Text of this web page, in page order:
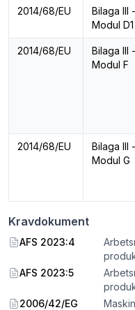
2014/68/EU
Bilaga III -
Modul D1
2014/68/EU
Bilaga III -
Modul F
2014/68/EU
Bilaga III -
Modul G
Kravdokument
AFS 2023:4
AFS 2023:5
2006/42/EG